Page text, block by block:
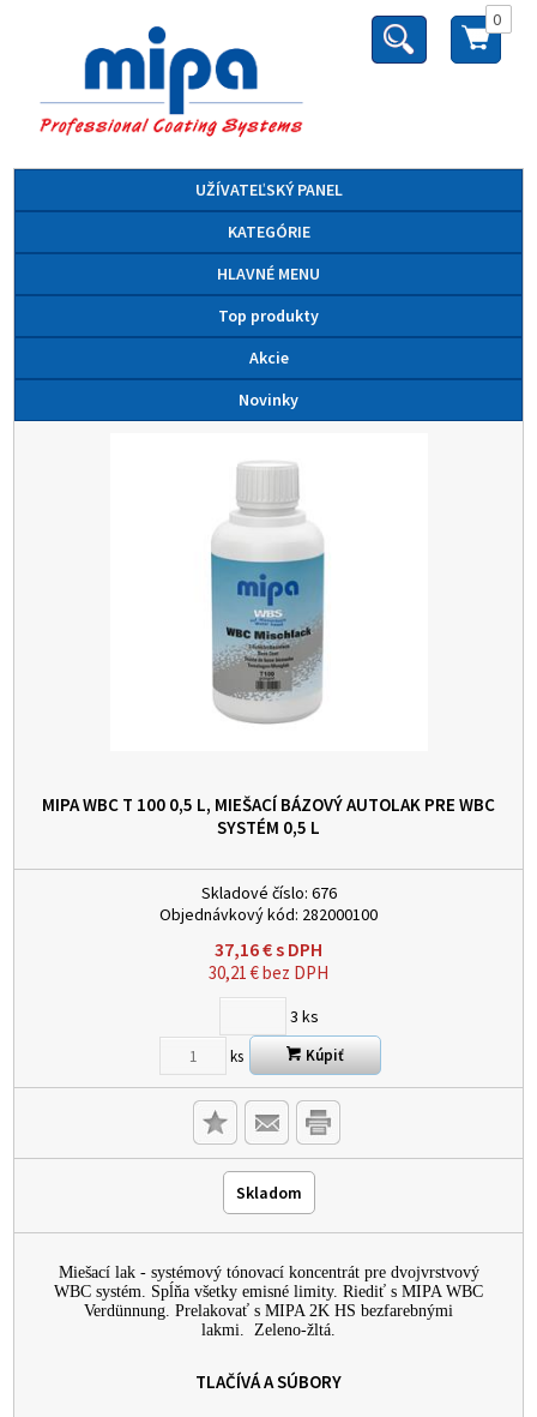
0
UŽÍVATEĽSKÝ PANEL
KATEGÓRIE
HLAVNÉ MENU
Top produkty
Akcie
Novinky
MIPA WBC T 100 0,5 L, MIEŠACÍ BÁZOVÝ AUTOLAK PRE WBC
SYSTÉM 0,5 L
Skladové číslo: 676
Objednávkový kód: 282000100
37,16€s DPH
30,21 €bez DPH
3 ks
ks Kúpiť
Skladom
Miešací lak - systémový tónovací koncentrát pre dvojvrstvový
WBC systém. Spĺňa všetky emisné limity. Riediť s MIPA WBC
Verdünnung. Prelakovať s MIPA 2K HS bezfarebnými
lakmi. Zeleno-žltá.
TLAČÍVÁ A SÚBORY